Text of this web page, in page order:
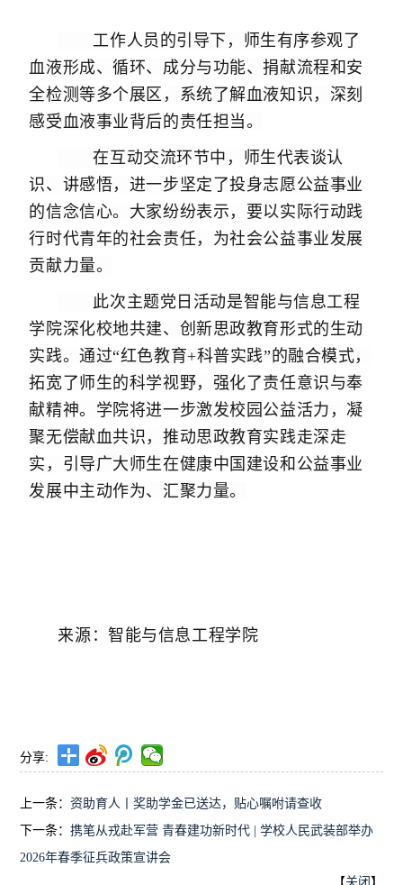
工作人员的引导下，师生有序参观了
血液形成、循环、成分与功能、捐献流程和安
全检测等多个展区，系统了解血液知识，深刻
感受血液事业背后的责任担当。
在互动交流环节中，师生代表谈认
识、讲感悟，进一步坚定了投身志愿公益事业
的信念信心。大家纷纷表示，要以实际行动践
行时代青年的社会责任，为社会公益事业发展
贡献力量。
此次主题党日活动是智能与信息工程
学院深化校地共建、创新思政教育形式的生动
实践。通过“红色教育+科普实践”的融合模式，
拓宽了师生的科学视野，强化了责任意识与奉
献精神。学院将进一步激发校园公益活力，凝
聚无偿献血共识，推动思政教育实践走深走
实，引导广大师生在健康中国建设和公益事业
发展中主动作为、汇聚力量。
来源：智能与信息工程学院
分享:
上一条：资助育人丨奖助学金已送达，贴心嘱咐请查收
下一条：携笔从戎赴军营 青春建功新时代 | 学校人民武装部举办
2026年春季征兵政策宣讲会
【关闭 】